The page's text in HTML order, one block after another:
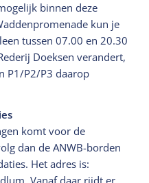
binnen deze
kun je
tussen 07.00 en 20.30
Doeksen verandert,
P1/P2/P3 daarop
komt voor de
dan de ANWB-borden
Het adres is: